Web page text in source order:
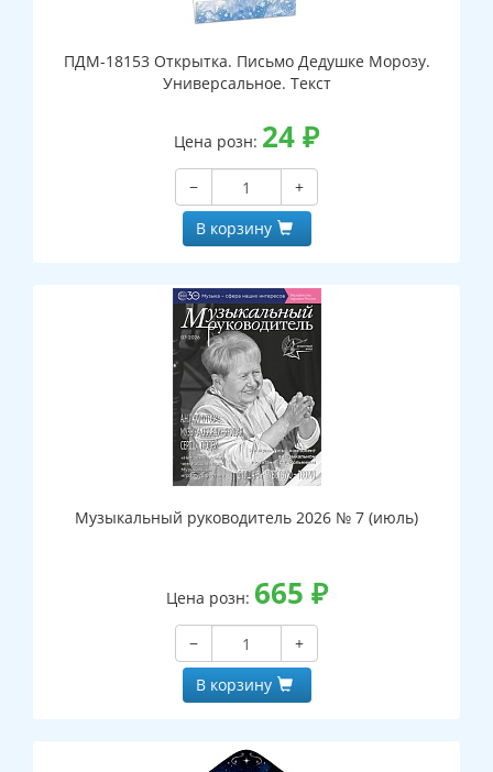
ПДМ-18153 Открытка. Письмо Дедушке Морозу.
Универсальное. Текст
Цена розн: 24₽
−
+
В корзину
Музыкальный руководитель 2026 № 7 (июль)
Цена розн: 665 ₽
−
+
В корзину